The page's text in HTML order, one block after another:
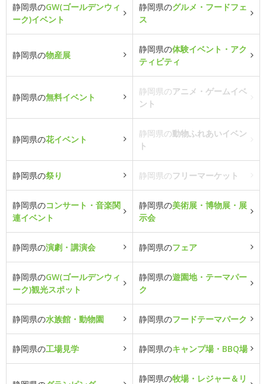
静岡県のGW(ゴールデンウィ
ーク)イベント
静岡県のグルメ・フードフェ
ス
静岡県の物産展
静岡県の体験イベント・アク
ティビティ
静岡県の無料イベント
静岡県のアニメ・ゲームイベ
ント
静岡県の花イベント
静岡県の動物ふれあいイベン
ト
静岡県の祭り 静岡県のフリーマーケット
静岡県のコンサート・音楽関
連イベント
静岡県の美術展・博物展・展
示会
静岡県の演劇・講演会 静岡県のフェア
静岡県のGW(ゴールデンウィ
ーク)観光スポット
静岡県の遊園地・テーマパー
ク
静岡県の水族館・動物園 静岡県のフードテーマパーク
静岡県の工場見学 静岡県のキャンプ場・BBQ場
静岡県の牧場・レジャー＆リ